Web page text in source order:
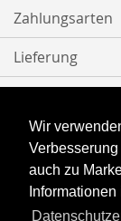
Wir
auch zu
Zahlungsarten
Lieferung
Impressum
Datenschutz